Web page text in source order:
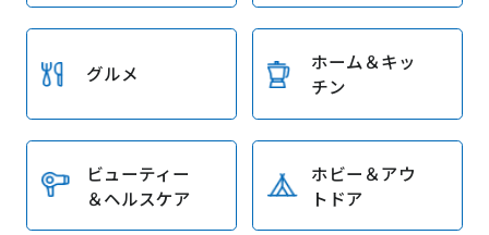
グルメ
ホーム＆キッ
チン
ビューティー
＆ヘルスケア
ホビー＆アウ
トドア